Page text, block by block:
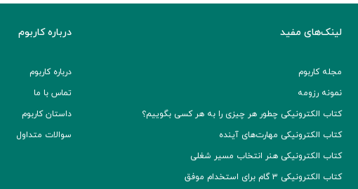
لینک‌های مفید
مجله کاربوم
نمونه رزومه
کتاب الکترونیکی چطور هر چیزی را به هر کسی بگوییم؟
کتاب الکترونیکی مهارت‌های آینده
کتاب الکترونیکی هنر انتخاب مسیر شغلی
کتاب الکترونیکی ۳ گام برای استخدام موفق
درباره کاربوم
درباره کاربوم
تماس با ما
داستان کاربوم
سوالات متداول